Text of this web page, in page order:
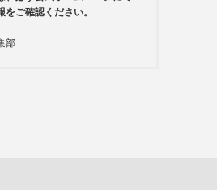
をご確認ください。
部